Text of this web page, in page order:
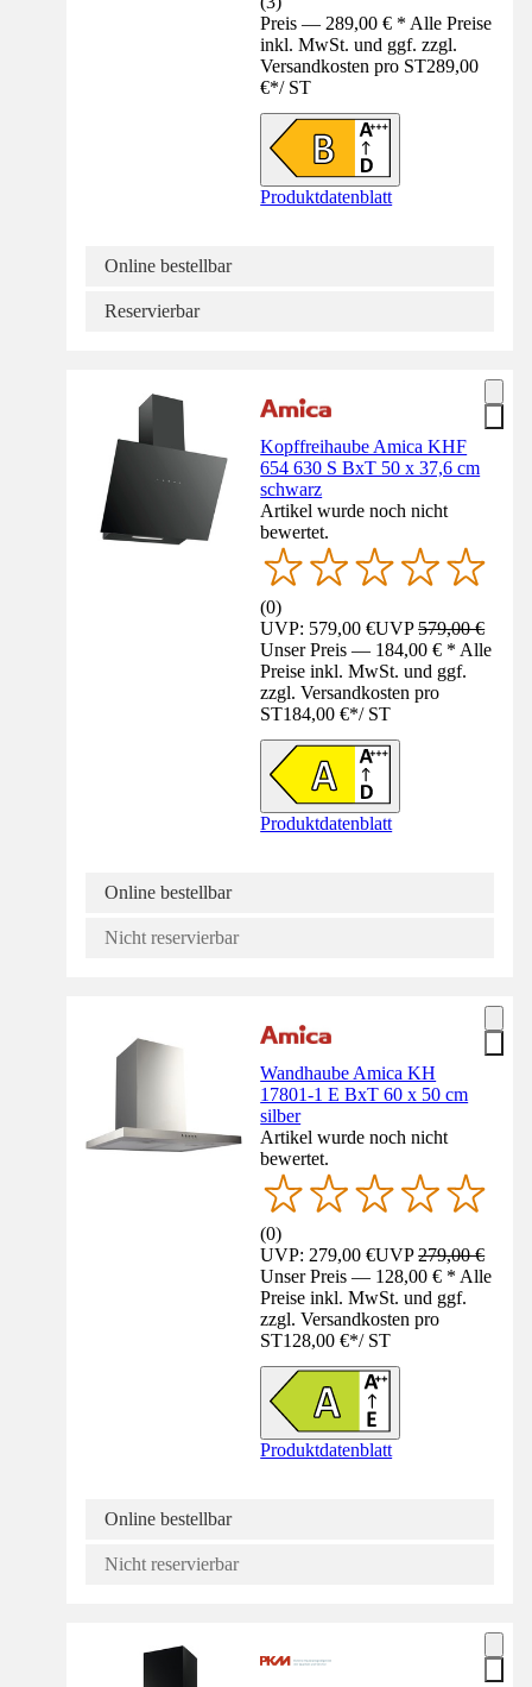
Preis — 289,00 € * Alle Preise
inkl. MwSt. und ggf. zzgl.
Versandkosten pro ST289,00
€*/ ST
Produktdatenblatt
Online bestellbar
Reservierbar
Kopffreihaube Amica KHF
654 630 S BxT 50 x 37,6 cm
schwarz
Artikel wurde noch nicht
bewertet.
(0)
UVP: 579,00 €UVP579,00 €
Unser Preis — 184,00 € * Alle
Preise inkl. MwSt. und ggf.
zzgl. Versandkosten pro
ST184,00 €*/ ST
Produktdatenblatt
Online bestellbar
Nicht reservierbar
Wandhaube Amica KH
17801-1 E BxT 60 x 50 cm
silber
Artikel wurde noch nicht
bewertet.
(0)
UVP: 279,00 €UVP279,00 €
Unser Preis — 128,00 € * Alle
Preise inkl. MwSt. und ggf.
zzgl. Versandkosten pro
ST128,00 €*/ ST
Produktdatenblatt
Online bestellbar
Nicht reservierbar